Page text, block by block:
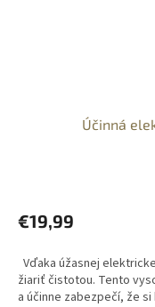
Účinná
€19,99
Vďaka úžasnej
žiariť čistotou. Tento
a účinne zabezpečí, že